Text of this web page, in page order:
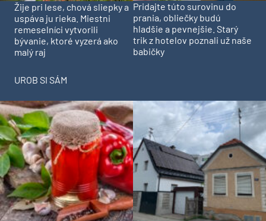
Žije pri lese, chová sliepky a
uspáva ju rieka. Miestni
remeselníci vytvorili
bývanie, ktoré vyzerá ako
malý raj
Pridajte túto surovinu do
prania, obliečky budú
hladšie a pevnejšie. Starý
trik z hotelov poznali už naše
babičky
UROB SI SÁM